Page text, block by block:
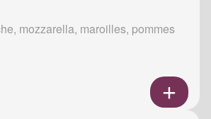
mozzarella, maroilles, pommes